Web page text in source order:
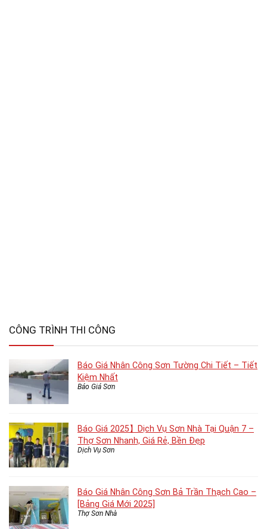
CÔNG TRÌNH THI CÔNG
Báo Giá Nhân Công Sơn Tường Chi Tiết – Tiết
Kiệm Nhất
Báo Giá Sơn
Báo Giá 2025】Dịch Vụ Sơn Nhà Tại Quận 7 –
Thợ Sơn Nhanh, Giá Rẻ, Bền Đẹp
Dịch Vụ Sơn
Báo Giá Nhân Công Sơn Bả Trần Thạch Cao –
[Bảng Giá Mới 2025]
Thợ Sơn Nhà